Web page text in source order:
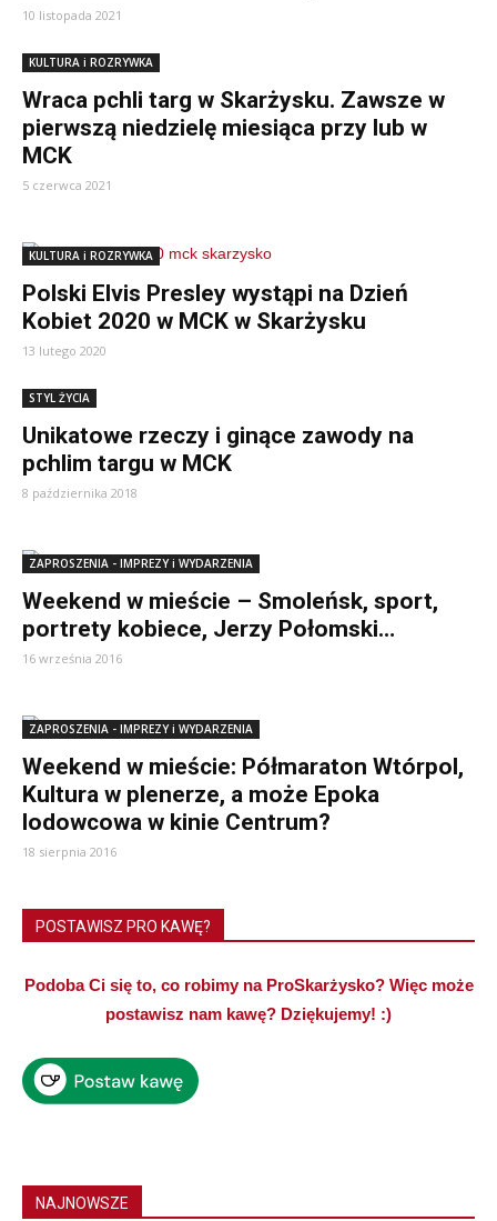
10 listopada 2021
KULTURA i ROZRYWKA
Wraca pchli targ w Skarżysku. Zawsze w
pierwszą niedzielę miesiąca przy lub w
MCK
5 czerwca 2021
KULTURA i ROZRYWKA
Polski Elvis Presley wystąpi na Dzień
Kobiet 2020 w MCK w Skarżysku
13 lutego 2020
STYL ŻYCIA
Unikatowe rzeczy i ginące zawody na
pchlim targu w MCK
8 października 2018
ZAPROSZENIA - IMPREZY i WYDARZENIA
Weekend w mieście – Smoleńsk, sport,
portrety kobiece, Jerzy Połomski…
16 września 2016
ZAPROSZENIA - IMPREZY i WYDARZENIA
Weekend w mieście: Półmaraton Wtórpol,
Kultura w plenerze, a może Epoka
lodowcowa w kinie Centrum?
18 sierpnia 2016
POSTAWISZ PRO KAWĘ?
Podoba Ci się to, co robimy na ProSkarżysko? Więc może
postawisz nam kawę? Dziękujemy! :)
NAJNOWSZE